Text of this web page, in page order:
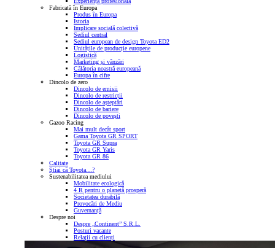
Fabricată în Europa
Produs în Europa
Istoria
Implicare socială colectivă
Sediul central
Sediul european de design Toyota ED2
Unitățile de producție europene
Logistică
Marketing și vânzări
Călătoria noastră europeană
Europa în cifre
Dincolo de zero
Dincolo de emisii
Dincolo de restricții
Dincolo de așteptări
Dincolo de bariere
Dincolo de povești
Gazoo Racing
Mai mult decât sport
Gama Toyota GR SPORT
Toyota GR Supra
Toyota GR Yaris
Toyota GR 86
Calitate
Știai că Toyota…?
Sustenabilitatea mediului
Mobilitate ecologică
4 R pentru o planetă prosperă
Societatea durabilă
Provocări de Mediu
Guvernanță
Despre noi
Despre „Continent” S.R.L.
Posturi vacante
Relații cu clienți